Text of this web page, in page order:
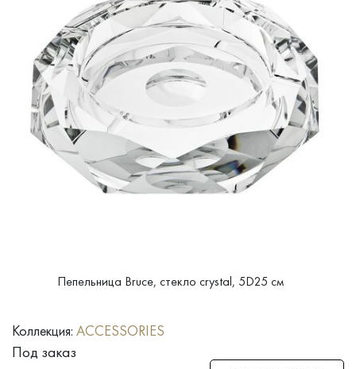
Пепельница Bruce, стекло crystal, 5D25 см
Коллекция: ACCESSORIES
Под заказ